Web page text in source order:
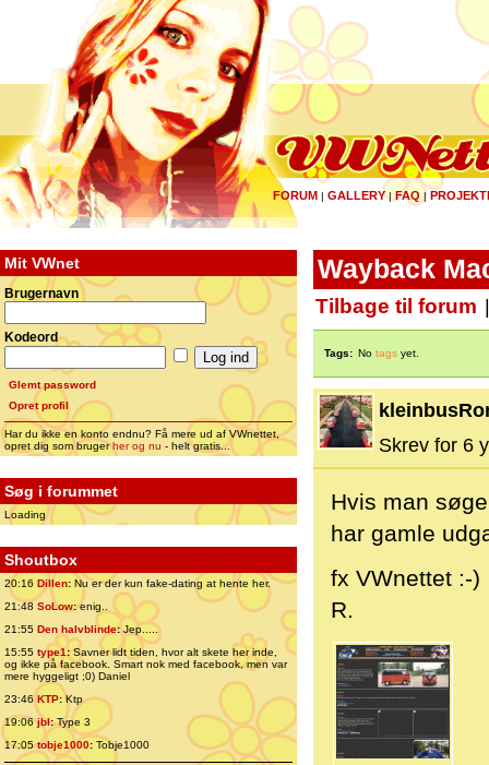
FORUM | GALLERY|FAQ |
Mit VWnet
Brugernavn
Kodeord
Glemt password
Opret profil
Har du ikke en konto endnu? Få mere ud af VWnettet,
opret dig som brugerher og nu - helt gratis...
Søg i forummet
Loading
Shoutbox
20:16 Dillen: Nu er der kun fake-dating at hente her.
21:48 SoLow:enig..
21:55 Den halvblinde:Jep.....
15:55 type1:Savner lidt tiden, hvor alt skete her inde,
og ikke på facebook. Smart nok med facebook, men var
mere hyggeligt ;0) Daniel
23:46 KTP:Ktp
19:06jbl:Type 3
17:05tobje1000: Tobje1000
Wayback
Tilbage til forum
Tags: No tags yet.
Skrev for 6
Hvis man
har gamle
fx VWnettet :-)
R.